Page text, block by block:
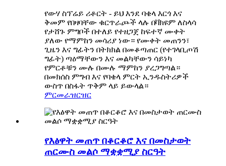
የውሃ ስፕሬይ ሪቶርት - ይህ እንደ ባቄላ እርጎ እና
ቅመም የበዛባቸው ቁርጥራጮች ላሉ በቫክዩም ለስላሳ
የታሸጉ ምግቦች በተለይ የተዘጋጀ ከፍተኛ ሙቀት
ያለው የማምከን መሳሪያ ነው። የሙቀት መጠንን፣
ጊዜን እና ግፊትን በትክክል በመቆጣጠር (የተገላቢጦሽ
ግፊት) ጣዕማቸውን እና መልካቸውን ሳይነካ
የምርቶቹን ሙሉ በሙሉ ማምከን ያረጋግጣል።
በመክሰስ ምግብ እና የባቄላ ምርት ኢንዱስትሪዎች
ውስጥ በስፋት ጥቅም ላይ ይውላል።
ምርመራዝርዝር
የእፅዋት መጠጥ በቆርቆሮ እና በመስታወት
ጠርሙስ መልሶ ማቋቋሚያ ስርዓት